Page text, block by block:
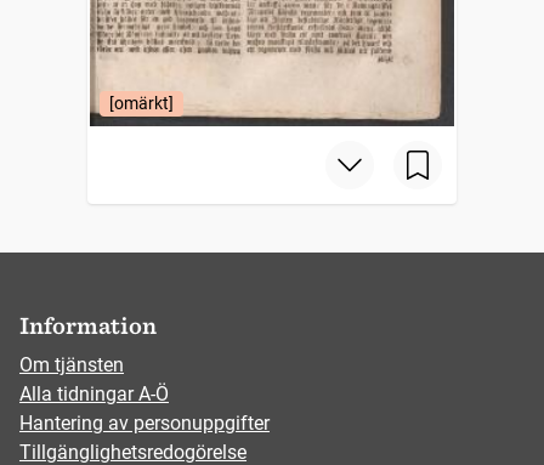
[omärkt]
Information
Om tjänsten
Alla tidningar A-Ö
Hantering av personuppgifter
Tillgänglighetsredogörelse